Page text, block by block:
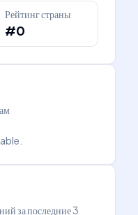
Рейтинг страны
#0
за последние 3